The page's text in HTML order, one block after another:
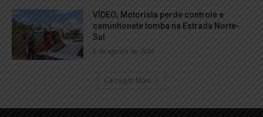
VÍDEO; Motorista perde controle e
caminhonete tomba na Estrada Norte-
Sul
8 de agosto de 2026
Carregar Mais